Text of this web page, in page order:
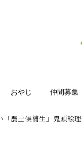
おやじ 仲間募集
「農士候補生」鬼頭絵